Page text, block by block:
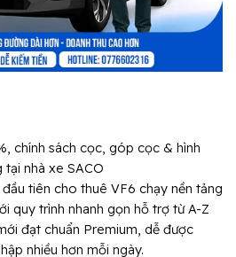
chính sách cọc, góp cọc & hình
nhà xe SACO
đầu tiên cho thuê VF6 chạy nền tảng
quy trình nhanh gọn hỗ trợ từ A-Z
đạt chuẩn Premium, dễ được
nhiều hơn mỗi ngày.